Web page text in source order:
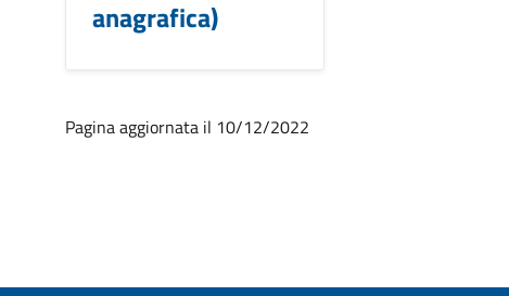
anagrafica)
Pagina aggiornata il 10/12/2022